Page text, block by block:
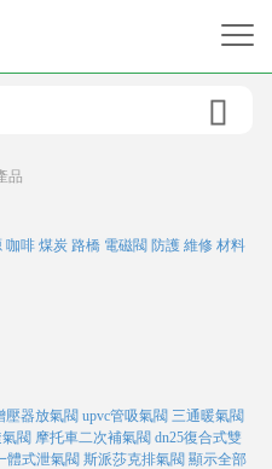

品
咖啡 煤炭 路橋 電磁閥 防護 維修 材料
壓器放氣閥 upvc管吸氣閥 三通暖氣閥
閥 摩托車二次補氣閥 dn25復合式雙
體式泄氣閥 斯派莎克排氣閥 顯示全部